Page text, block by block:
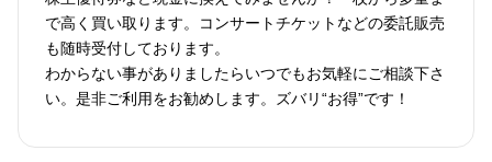
で高く買い取ります。コンサートチケットなどの委託販売
も随時受付しております。
わからない事がありましたらいつでもお気軽にご相談下さ
い。是非ご利用をお勧めします。ズバリ“お得”です！